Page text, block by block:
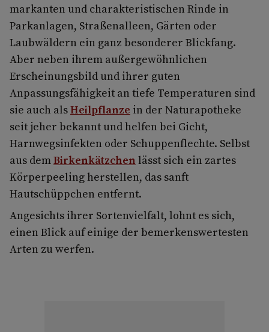
markanten und charakteristischen Rinde in
Parkanlagen, Straßenalleen, Gärten oder
Laubwäldern ein ganz besonderer Blickfang.
Aber neben ihrem außergewöhnlichen
Erscheinungsbild und ihrer guten
Anpassungsfähigkeit an tiefe Temperaturen sind
sie auch alsHeilpflanze in der Naturapotheke
seit jeher bekannt und helfen bei Gicht,
Harnwegsinfekten oder Schuppenflechte. Selbst
aus demBirkenkätzchen lässt sich ein zartes
Körperpeeling herstellen, das sanft
Hautschüppchen entfernt.
Angesichts ihrer Sortenvielfalt, lohnt es sich,
einen Blick auf einige der bemerkenswertesten
Arten zu werfen.